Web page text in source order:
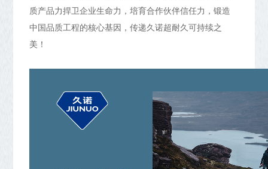
质产品力捍卫企业生命力，培育合作伙伴信任力，锻造
中国品质工程的核心基因，传递久诺超耐久可持续之
美！